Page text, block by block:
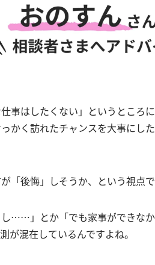
事はしたくない」というところ
かく訪れたチャンスを大事にし
「後悔」しそうか、という視点で
……」とか「でも家事ができな
が混在しているんですよね。